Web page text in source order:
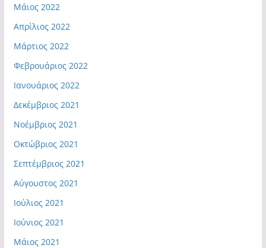
Μάιος 2022
Απρίλιος 2022
Μάρτιος 2022
Φεβρουάριος 2022
Ιανουάριος 2022
Δεκέμβριος 2021
Νοέμβριος 2021
Οκτώβριος 2021
Σεπτέμβριος 2021
Αύγουστος 2021
Ιούλιος 2021
Ιούνιος 2021
Μάιος 2021